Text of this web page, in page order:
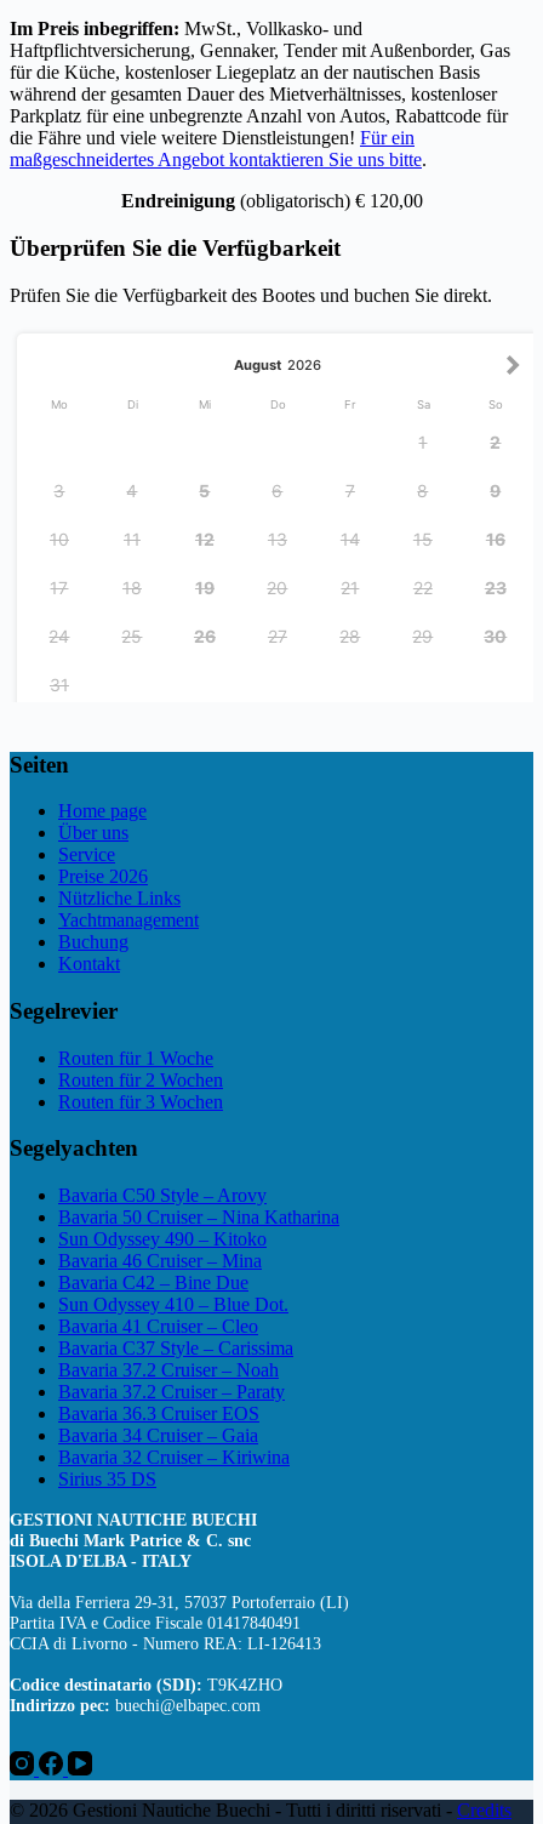
Im Preis inbegriffen: MwSt., Vollkasko- und
Haftpflichtversicherung, Gennaker, Tender mit Außenborder, Gas
für die Küche, kostenloser Liegeplatz an der nautischen Basis
während der gesamten Dauer des Mietverhältnisses, kostenloser
Parkplatz für eine unbegrenzte Anzahl von Autos, Rabattcode für
die Fähre und viele weitere Dienstleistungen! Für ein
maßgeschneidertes Angebot kontaktieren Sie uns bitte.
Endreinigung(obligatorisch) € 120,00
Überprüfen Sie die Verfügbarkeit
Prüfen Sie die Verfügbarkeit des Bootes und buchen Sie direkt.
Seiten
Home page
Über uns
Service
Preise 2026
Nützliche Links
Yachtmanagement
Buchung
Kontakt
Segelrevier
Routen für 1 Woche
Routen für 2 Wochen
Routen für 3 Wochen
Segelyachten
Bavaria C50 Style – Arovy
Bavaria 50 Cruiser – Nina Katharina
Sun Odyssey 490 – Kitoko
Bavaria 46 Cruiser – Mina
Bavaria C42 – Bine Due
Sun Odyssey 410 – Blue Dot.
Bavaria 41 Cruiser – Cleo
Bavaria C37 Style – Carissima
Bavaria 37.2 Cruiser – Noah
Bavaria 37.2 Cruiser – Paraty
Bavaria 36.3 Cruiser EOS
Bavaria 34 Cruiser – Gaia
Bavaria 32 Cruiser – Kiriwina
Sirius 35 DS
GESTIONI NAUTICHE BUECHI
di Buechi Mark Patrice & C. snc
ISOLA D'ELBA - ITALY
Via della Ferriera 29-31, 57037 Portoferraio (LI)
Partita IVA e Codice Fiscale 01417840491
CCIA di Livorno - Numero REA: LI-126413
Codice destinatario (SDI): T9K4ZHO
Indirizzo pec: buechi@elbapec.com
© 2026 Gestioni Nautiche Buechi - Tutti i diritti riservati - Credits